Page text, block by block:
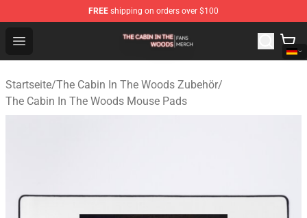
FREE shipping on orders over $100
Open menu
The Cabin In The Woods Shop - Official The Cabin In
Startseite/The Cabin In The Woods Zubehör/
The Cabin In The Woods Mouse Pads